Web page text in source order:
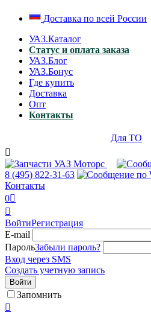
Доставка по всей России
УАЗ.Каталог
Статус и оплата заказа
УАЗ.Блог
УАЗ.Бонус
Где купить
Доставка
Опт
Контакты
Для ТО

8 (495) 822-31-63
Контакты
0

ВойтиРегистрация
E-mail
ПарольЗабыли пароль?
Вход через SMS
Создать учетную запись
Войти
Запомнить
